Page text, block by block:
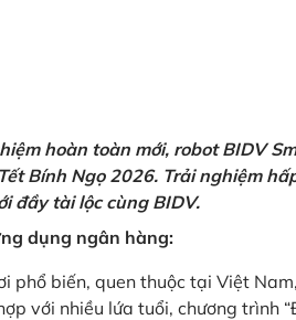
hoàn toàn mới, robot BIDV
Bính Ngọ 2026. Trải nghiệm
đầy tài lộc cùng BIDV.
dụng ngân hàng:
phổ biến, quen thuộc tại Việt
với nhiều lứa tuổi, chương trình